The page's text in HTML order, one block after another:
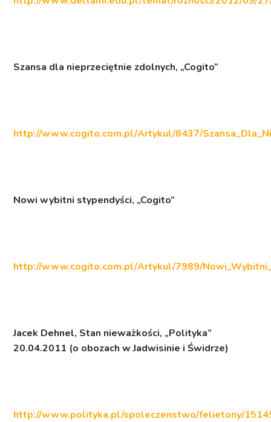
Szansa dla nieprzeciętnie zdolnych, „Cogito”
http://www.cogito.com.pl/Artykul/8437/
Nowi wybitni stypendyści, „Cogito”
http://www.cogito.com.pl/Artykul/7989/
Jacek Dehnel, Stan nieważkości, „Polityka”
20.04.2011 (o obozach w Jadwisinie i Świdrze)
http://www.polityka.pl/spoleczenstwo/felietony/